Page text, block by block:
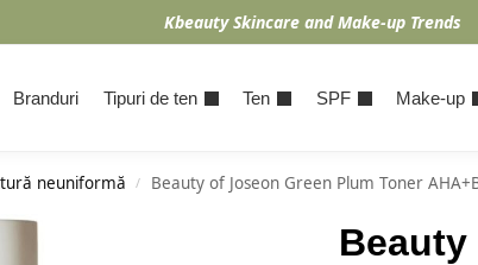
Kbeauty Skincare and Make-up Trends
Branduri Tipuri de ten Ten SPF Make-up
neuniformă / Beauty of Joseon Green Plum Toner